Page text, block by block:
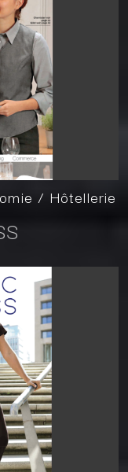
/ Hôtellerie